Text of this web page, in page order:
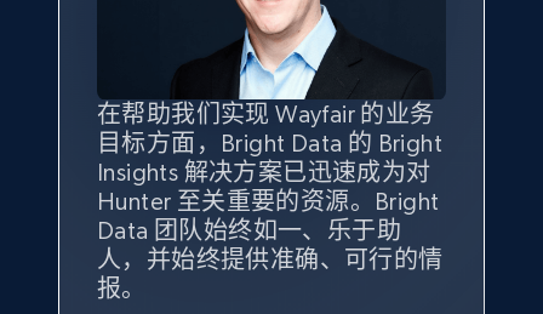
URL, Product id, Title, Seller name, Seller rating,
Seller reviews, Breadcrumbs, Root category, and
more.
2.5K+ 359+ 立即开始
eBay - Collect products from shops on eBay
在帮助我们实现 Wayfair 的业务
目标方面，Bright Data 的 Bright
Insights 解决方案已迅速成为对
Hunter 至关重要的资源。Bright
Data 团队始终如一、乐于助
人，并始终提供准确、可行的情
报。
Bright Insights 的数据极大地支
持了我们公司的目标。每个产品
类别的市场份额帮助我们以主要
竞争对手为基准，而供应商的销
售情况则从战术上帮助我们的营
销团队扩大产品种类。
我们之所以选择 Bright
Insights，是因为它能够跟踪销
售情况，并绘制对我们业务至关
重要的竞争产品类别图。
Yael Fridman
Keter 的市场总监
借助 Bright Data 的解决方案，
我们获得了对市场领域、产品、
竞争格局以及消费者行为趋势的
独特且全面的洞察。
Beverly Taylor
Kingston Brass, Inc. 商品规划总监